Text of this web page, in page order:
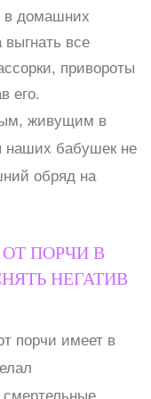
в домашних
выгнать все
привороты
его.
живущим в
наших бабушек не
обряд на
ПОРЧИ В
НЕГАТИВ
порчи имеет в
смертельные